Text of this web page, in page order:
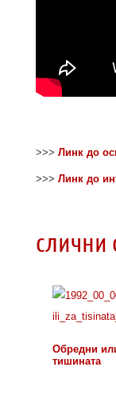
>>> Линк до
>>> Линк до
Обредни
тишината